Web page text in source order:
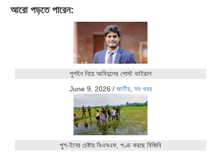
আরো পড়তে পারেন:
পুশইন নিয়ে আবিদুলের পোস্ট ভাইরাল
June 9, 2026 / জাতীয়, সব খবর
পুশ-ইনের চেষ্টায় বিএসএফ, পণ্ড করছে বিজিবি